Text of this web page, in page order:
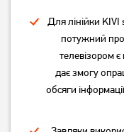
Для лінійки
потужний
телевізором
дає змогу
обсяги